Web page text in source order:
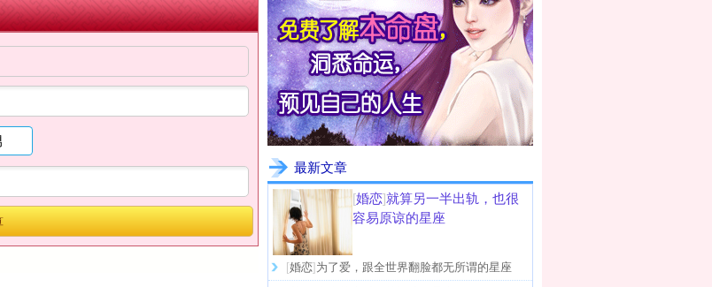
最新文章
[婚恋]就算另一半出轨，也很
容易原谅的星座
[婚恋] 为了爱，跟全世界翻脸都无所谓的星座